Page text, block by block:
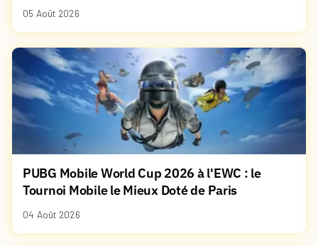
05 Août 2026
PUBG Mobile World Cup 2026 à l'EWC : le
Tournoi Mobile le Mieux Doté de Paris
04 Août 2026